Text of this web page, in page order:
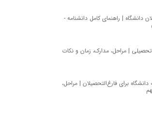
دانشگاه | راهنمای کامل دانشنامه -
| مراحل، مدارک، زمان و نکات
برای فارغ‌التحصیلان | مراحل،